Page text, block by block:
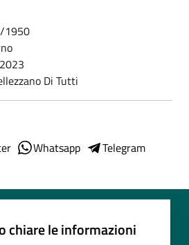
1950
Di Tutti
Whatsapp
Telegram
chiare le informazioni